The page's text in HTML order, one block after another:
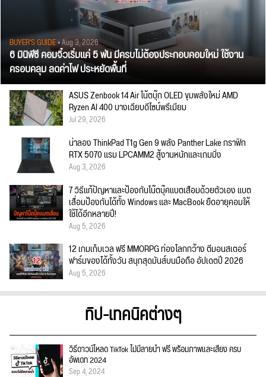
BUYER'S GUIDE• Aug 3, 2026
6 มินิพีซี คอมจิ๋วเริ่มแค่ 5 พัน มีครบไม่ต้องประกอบคอมใหม่ ใช้งาน
ครอบคลุม ลดค่าไฟ ประหยัดพื้นที่
ASUS Zenbook 14 Air โน้ตบุ๊ก OLED ขุมพลังใหม่ AMD
Ryzen AI 400 บางเฉียบดีไซน์พรีเมียม
Jul 29, 2026
น่าลอง ThinkPad T1g Gen 9 พลัง Panther Lake กราฟิก
RTX 5070 แรม LPCAMM2 สู้งานหนักและเกมมิ่ง
Aug 3, 2026
7 วิธีแก้ปัญหาและป้องกันโน๊ตบุ๊คแบตเสื่อมด้วยตัวเอง แบต
เสื่อมป้องกันได้ทั้ง Windows และ MacBook ยืดอายุคอมให้
ใช้ได้อีกหลายปี!
Aug 5, 2026
12 เกมเก็บเวล ฟรี MMORPG ท่องโลกกว้าง ตีมอนสเตอร์
ฟาร์มของได้ทั้งวัน สนุกสุดมันส์บนมือถือ อัปเดตปี 2026
Aug 5, 2026
ทิป-เทคนิคต่างๆ
วิธีดาวน์โหลด TikTok ไม่มีลายน้ำ ฟรี พร้อมภาพและเสียง ครบ
อัพเดท 2024
Sep 4, 2024